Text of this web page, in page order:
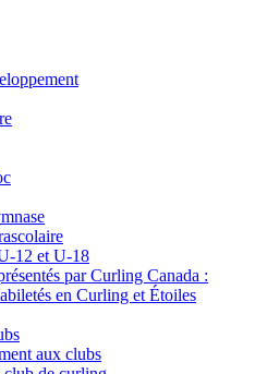
12 et U-18
par Curling Canada :
en Curling et Étoiles
aux clubs